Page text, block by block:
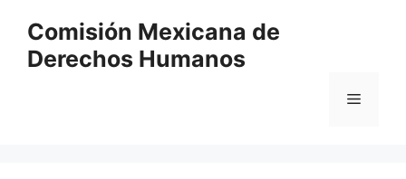
Comisión Mexicana de
Derechos Humanos